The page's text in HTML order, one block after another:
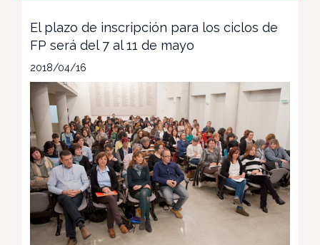
El plazo de inscripción para los ciclos de
FP será del 7 al 11 de mayo
2018/04/16